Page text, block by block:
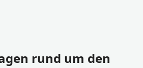
rund um den